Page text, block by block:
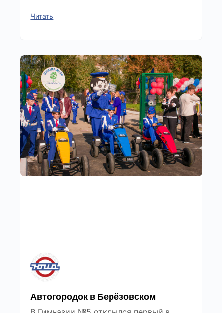
Читать
Автогородок в Берёзовском